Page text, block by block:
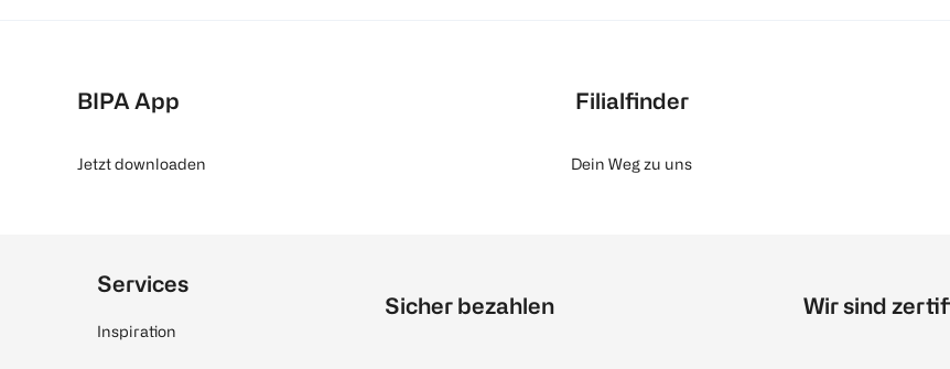
BIPA App
Jetzt downloaden
Filialfinder
Dein Weg zu uns
Services
Inspiration
Sicher bezahlen Wir sind